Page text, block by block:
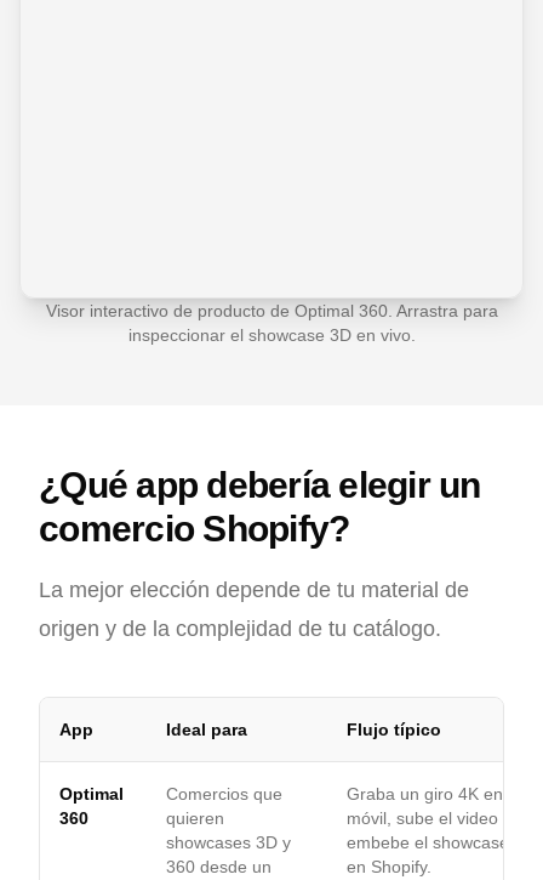
Visor interactivo de producto de Optimal 360. Arrastra para
inspeccionar el showcase 3D en vivo.
¿Qué app debería elegir un
comercio Shopify?
La mejor elección depende de tu material de
origen y de la complejidad de tu catálogo.
App Ideal para Flujo típico
Optimal
360
Comercios que
quieren
showcases 3D y
360 desde un
Graba un giro 4K en la
móvil, sube el video y
embebe el showcase
en Shopify.